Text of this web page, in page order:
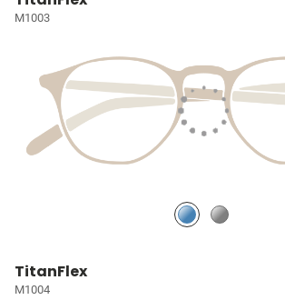
M1003
TitanFlex
M1004